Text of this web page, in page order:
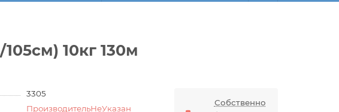
10кг 130м
3305
ПроизводительНеУказан
Собственно